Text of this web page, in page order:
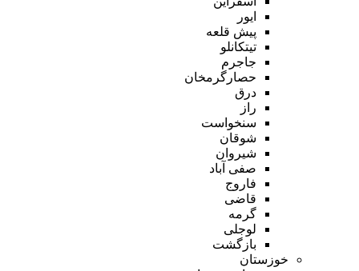
ایور
پیش قلعه
تیتکانلو
جاجرم
حصارگرمخان
درق
راز
سنخواست
شوقان
شیروان
صفی آباد
فاروج
قاضی
گرمه
لوجلی
بازگشت
خوزستان